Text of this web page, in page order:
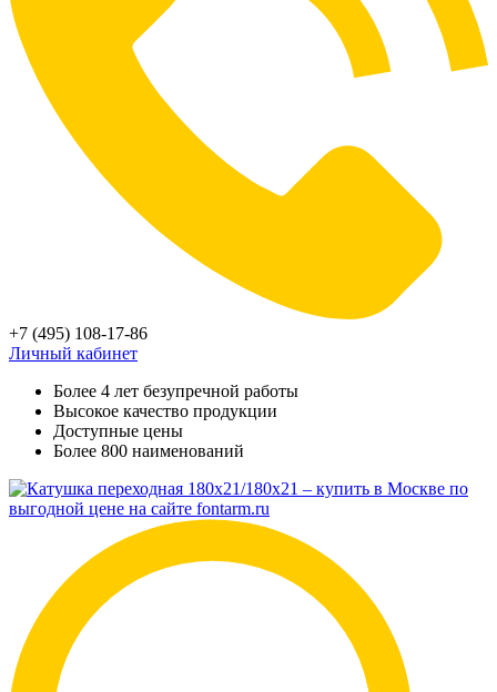
+7 (495) 108-17-86
Личный кабинет
Более 4 лет безупречной работы
Высокое качество продукции
Доступные цены
Более 800 наименований